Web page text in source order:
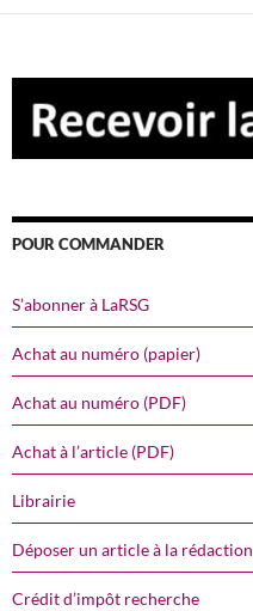
POUR COMMANDER
S’abonner à LaRSG
Achat au numéro (papier)
Achat au numéro (PDF)
Achat à l’article (PDF)
Librairie
Déposer un article à la rédaction
Crédit d’impôt recherche